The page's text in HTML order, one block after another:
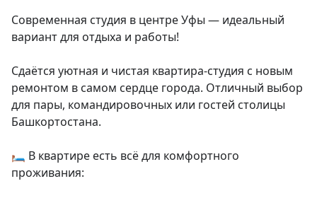
Современная студия в центре Уфы — идеальный
вариант для отдыха и работы!
Сдаётся уютная и чистая квартира-студия с новым
ремонтом в самом сердце города. Отличный выбор
для пары, командировочных или гостей столицы
Башкортостана.
🛏️ В квартире есть всё для комфортного
проживания: